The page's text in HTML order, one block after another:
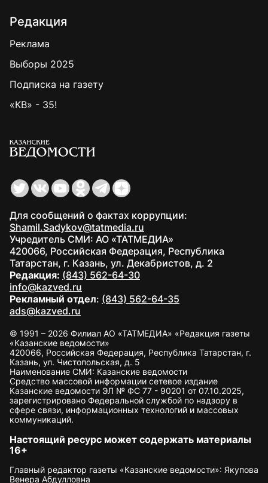
Редакция
Реклама
Выборы 2025
Подписка на газету
«КВ» - 35!
Для сообщений о фактах коррупции:
Shamil.Sadykov@tatmedia.ru
Учредитель СМИ: АО «ТАТМЕДИА»
420066, Российская Федерация, Республика
Татарстан, г. Казань, ул. Декабристов, д. 2
Редакция: (843) 562-64-30
info@kazved.ru
Рекламный отдел: (843) 562-64-35
ads@kazved.ru
© 1991 – 2026 Филиал АО «ТАТМЕДИА» «Редакция газеты
«Казанские ведомости»
420066, Российская Федерация, Республика Татарстан, г.
Казань, ул. Чистопольская, д. 5
Наименование СМИ: Казанские ведомости
Средство массовой информации сетевое издание
Казанские ведомости ЭЛ № ФС 77 - 90201 от 07.10.2025,
зарегистрировано Федеральной службой по надзору в
сфере связи, информационных технологий и массовых
коммуникаций.
Настоящий ресурс может содержать материалы
16+
Главный редактор газеты «Казанские ведомости»: Якупова
Венера Абдулловна